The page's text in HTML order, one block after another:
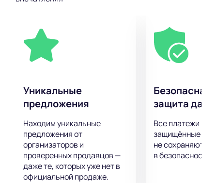
У вас есть уникальная возможность услышать
Подарите себе заряд положительной энергии и
отличного настроения, посетив первоклассное
шоу, подготовленное для вас любимым
исполнителем!
Уникальные
предложения
Находим уникальные
предложения от
организаторов и
проверенных продавцов —
даже те, которых уже нет в
официальной продаже.
Безопасная
защита
Все платежи
защищённые
не сохраняются
в безопасности.